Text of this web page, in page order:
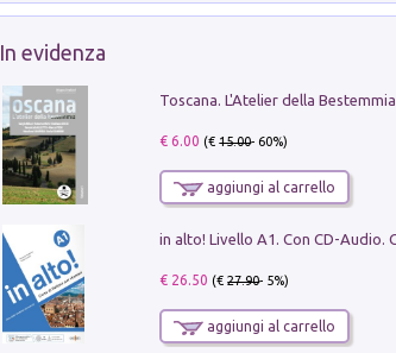
In evidenza
Toscana. L'Atelier della Bestemmia
€ 6.00 (€15.00- 60%)
aggiungi al carrello
€ 26.50 (€27.90- 5%)
aggiungi al carrello